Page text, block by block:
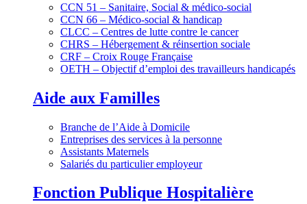
CCN 51 – Sanitaire, Social & médico-social
CCN 66 – Médico-social & handicap
CLCC – Centres de lutte contre le cancer
CHRS – Hébergement & réinsertion sociale
CRF – Croix Rouge Française
OETH – Objectif d’emploi des travailleurs handicapés
Aide aux Familles
Branche de l’Aide à Domicile
Entreprises des services à la personne
Assistants Maternels
Salariés du particulier employeur
Fonction Publique Hospitalière